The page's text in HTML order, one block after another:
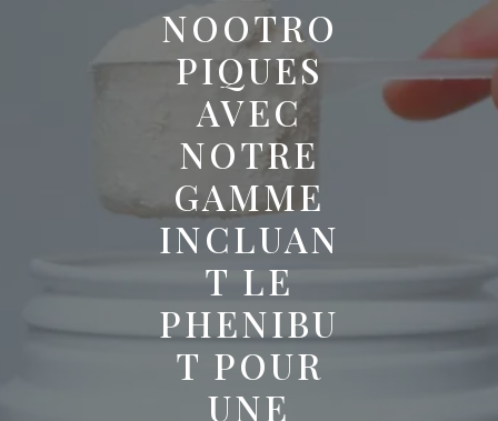
NOOTRO
PIQUES
AVEC
NOTRE
GAMME
INCLUAN
T LE
PHENIBU
T POUR
UNE